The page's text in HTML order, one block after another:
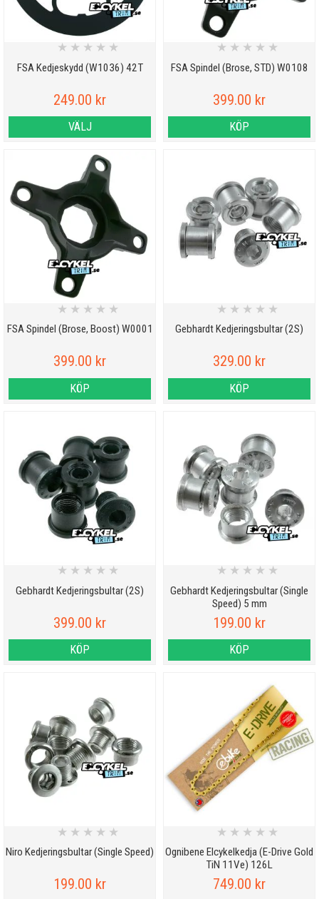
FSA Kedjeskydd (W1036) 42T
★ ★ ★ ★ ★
249.00 kr
VÄLJ
FSA Spindel (Brose, STD) W0108
★ ★ ★ ★ ★
399.00 kr
KÖP
FSA Spindel (Brose, Boost) W0001
★ ★ ★ ★ ★
399.00 kr
KÖP
Gebhardt Kedjeringsbultar (2S)
★ ★ ★ ★ ★
329.00 kr
KÖP
Gebhardt Kedjeringsbultar (2S)
★ ★ ★ ★ ★
399.00 kr
KÖP
Gebhardt Kedjeringsbultar (Single
Speed) 5 mm
★ ★ ★ ★ ★
199.00 kr
KÖP
Niro Kedjeringsbultar (Single Speed)
★ ★ ★ ★ ★
199.00 kr
Ognibene Elcykelkedja (E-Drive Gold
TiN 11Ve) 126L
★ ★ ★ ★ ★
749.00 kr